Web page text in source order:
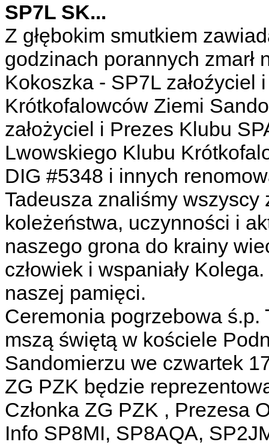
SP7L SK...
Z głębokim smutkiem
godzinach porannych zmarł
Kokoszka - SP7L
Krótkofalowców Ziemi
założyciel i Prezes Klubu
Lwowskiego Klubu
DIG #5348 i innych
Tadeusza znaliśmy
koleżeństwa, uczynności i
naszego grona do krainy
człowiek i wspaniały
naszej pamięci.
Ceremonia pogrzebowa
mszą świętą w kościele
Sandomierzu we czwartek
ZG PZK będzie
Członka ZG PZK , Prezesa
Info SP8MI, SP8AQA,